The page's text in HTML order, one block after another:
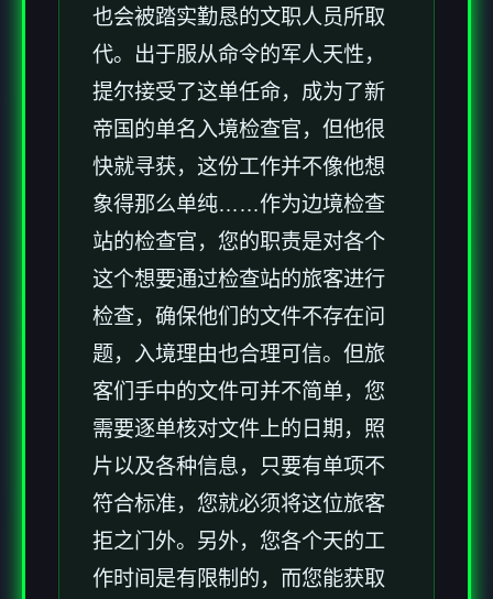
也会被踏实勤恳的文职人员所取
代。出于服从命令的军人天性，
提尔接受了这单任命，成为了新
帝国的单名入境检查官，但他很
快就寻获，这份工作并不像他想
象得那么单纯……作为边境检查
站的检查官，您的职责是对各个
这个想要通过检查站的旅客进行
检查，确保他们的文件不存在问
题，入境理由也合理可信。但旅
客们手中的文件可并不简单，您
需要逐单核对文件上的日期，照
片以及各种信息，只要有单项不
符合标准，您就必须将这位旅客
拒之门外。另外，您各个天的工
作时间是有限制的，而您能获取